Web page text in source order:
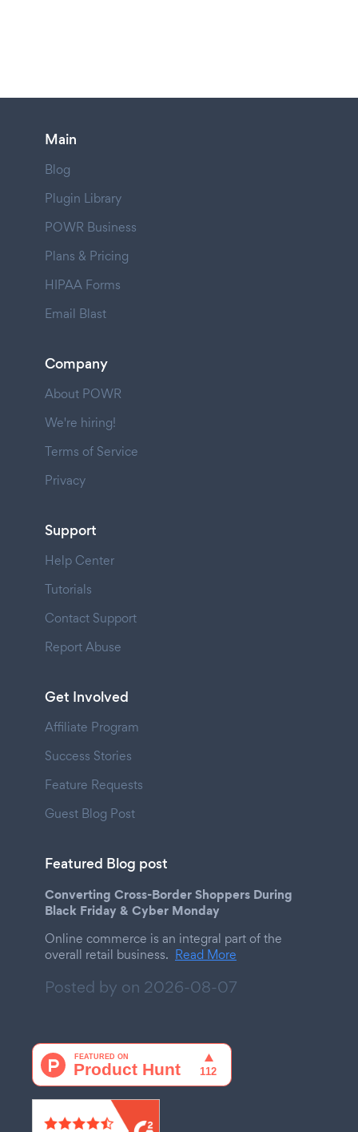
Main
Blog
Plugin Library
POWR Business
Plans & Pricing
HIPAA Forms
Email Blast
Company
About POWR
We're hiring!
Terms of Service
Privacy
Support
Help Center
Tutorials
Contact Support
Report Abuse
Get Involved
Affiliate Program
Success Stories
Feature Requests
Guest Blog Post
Featured Blog post
Converting Cross-Border Shoppers During
Black Friday & Cyber Monday
Online commerce is an integral part of the
overall retail business. Read More
Posted by on 2026-08-07